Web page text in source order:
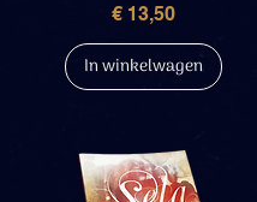
Prijs
€ 13,50
In winkelwagen